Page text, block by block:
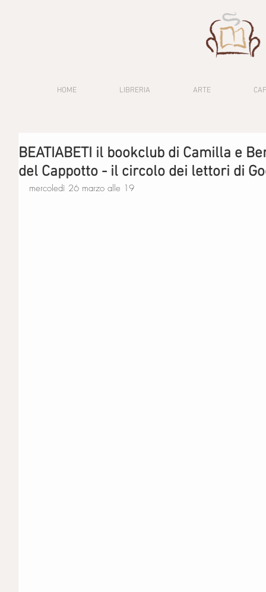
HOME LIBRERIA ARTE
BEATIABETI il bookclub di Camilla e
del Cappotto - il circolo dei lettori di
mercoledì 26 marzo alle 19